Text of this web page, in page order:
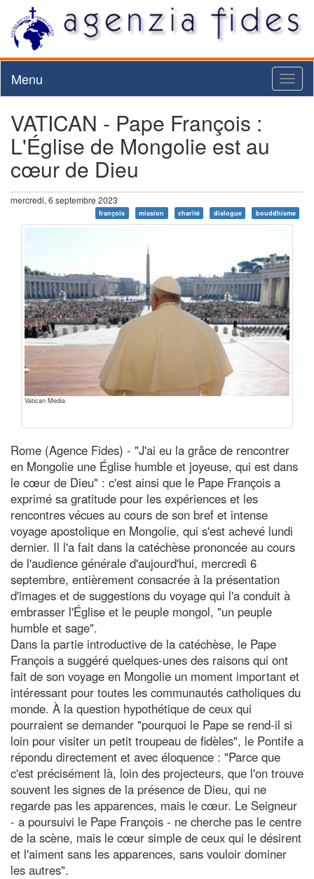
Menu
VATICAN - Pape François :
L'Église de Mongolie est au
cœur de Dieu
mercredi, 6 septembre 2023
françois mission charité dialogue bouddhisme
Vatican Media
Rome (Agence Fides) - "J'ai eu la grâce de rencontrer
en Mongolie une Église humble et joyeuse, qui est dans
le cœur de Dieu" : c'est ainsi que le Pape François a
exprimé sa gratitude pour les expériences et les
rencontres vécues au cours de son bref et intense
voyage apostolique en Mongolie, qui s'est achevé lundi
dernier. Il l'a fait dans la catéchèse prononcée au cours
de l'audience générale d'aujourd'hui, mercredi 6
septembre, entièrement consacrée à la présentation
d'images et de suggestions du voyage qui l'a conduit à
embrasser l'Église et le peuple mongol, "un peuple
humble et sage".
Dans la partie introductive de la catéchèse, le Pape
François a suggéré quelques-unes des raisons qui ont
fait de son voyage en Mongolie un moment important et
intéressant pour toutes les communautés catholiques du
monde. À la question hypothétique de ceux qui
pourraient se demander "pourquoi le Pape se rend-il si
loin pour visiter un petit troupeau de fidèles", le Pontife a
répondu directement et avec éloquence : "Parce que
c'est précisément là, loin des projecteurs, que l'on trouve
souvent les signes de la présence de Dieu, qui ne
regarde pas les apparences, mais le cœur. Le Seigneur
- a poursuivi le Pape François - ne cherche pas le centre
de la scène, mais le cœur simple de ceux qui le désirent
et l'aiment sans les apparences, sans vouloir dominer
les autres".